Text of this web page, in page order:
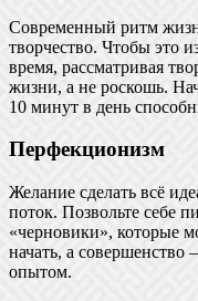
Современный ритм
творчество. Чтобы это
время, рассматривая
жизни, а не роскошь.
10 минут в день
Перфекционизм
Желание сделать всё
поток. Позвольте себе
«черновики», которые
начать, а
опытом.